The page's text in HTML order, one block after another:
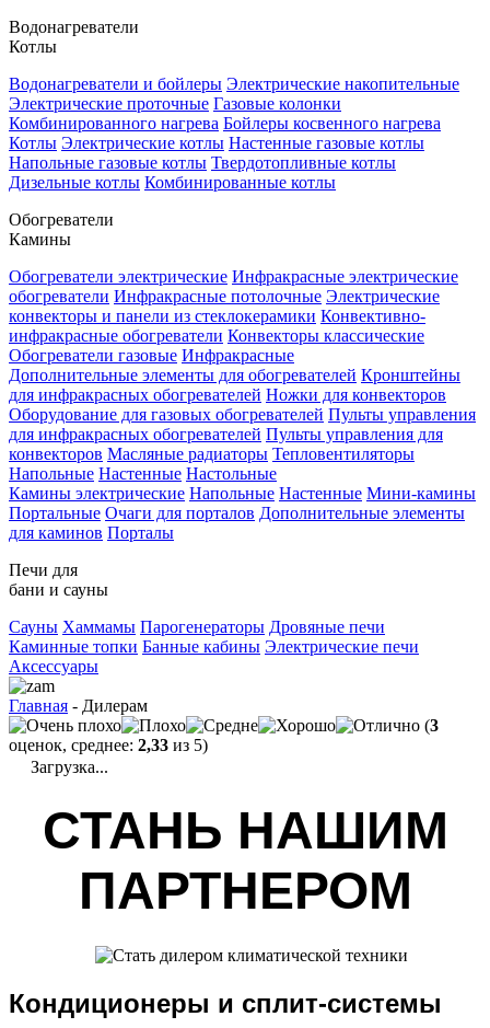
Водонагреватели
Котлы
Водонагреватели и бойлеры Электрические накопительные
Электрические проточные Газовые колонки
Комбинированного нагрева Бойлеры косвенного нагрева
Котлы Электрические котлы Настенные газовые котлы
Напольные газовые котлы Твердотопливные котлы
Дизельные котлы Комбинированные котлы
Обогреватели
Камины
Обогреватели электрические Инфракрасные электрические
обогреватели Инфракрасные потолочные Электрические
конвекторы и панели из стеклокерамики Конвективно-
инфракрасные обогреватели Конвекторы классические
Обогреватели газовые Инфракрасные
Дополнительные элементы для обогревателей Кронштейны
для инфракрасных обогревателей Ножки для конвекторов
Оборудование для газовых обогревателей Пульты управления
для инфракрасных обогревателей Пульты управления для
конвекторов Масляные радиаторы Тепловентиляторы
Напольные Настенные Настольные
Камины электрические Напольные Настенные Мини-камины
Портальные Очаги для порталов Дополнительные элементы
для каминов Порталы
Печи для
бани и сауны
Сауны Хаммамы Парогенераторы Дровяные печи
Каминные топки Банные кабины Электрические печи
Аксессуары
Главная - Дилерам
(3
оценок, среднее: 2,33 из 5)
Загрузка...
СТАНЬ НАШИМ
ПАРТНЕРОМ
Кондиционеры и сплит-системы